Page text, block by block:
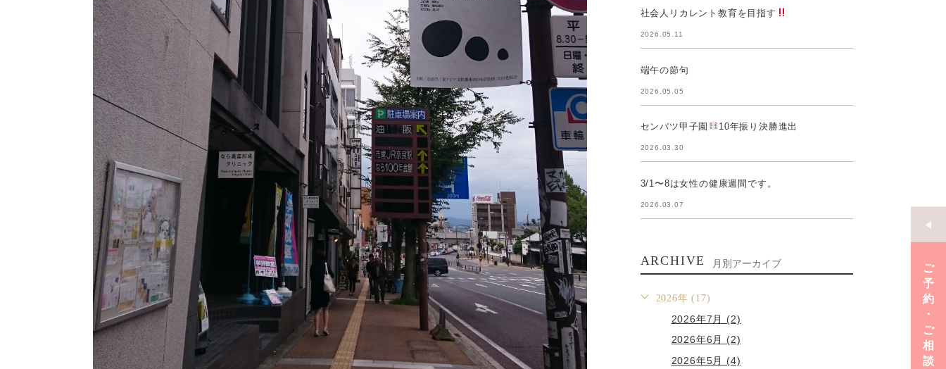
ご
予
約
･
ご
相
談
社会人リカレント教育を目指す
2026.05.11
端午の節句
2026.05.05
センバツ甲子園 10年振り決勝進出
2026.03.30
3/1〜8は女性の健康週間です。
2026.03.07
ARCHIVE 月別アーカイブ
2026年 (17)
2026年7月 (2)
2026年6月 (2)
2026年5月 (4)